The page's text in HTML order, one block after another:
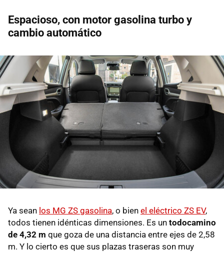
Espacioso, con motor gasolina turbo y
cambio automático
Ya sean los MG ZS gasolina, o bien el eléctrico ZS EV,
todos tienen idénticas dimensiones. Es un todocamino
de 4,32 m que goza de una distancia entre ejes de 2,58
m. Y lo cierto es que sus plazas traseras son muy